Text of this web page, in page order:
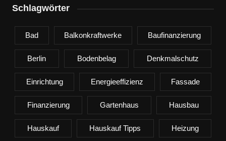
Schlagwörter
Bad Balkonkraftwerke Baufinanzierung
Berlin Bodenbelag Denkmalschutz
Einrichtung Energieeffizienz Fassade
Finanzierung Gartenhaus Hausbau
Hauskauf Hauskauf Tipps Heizung